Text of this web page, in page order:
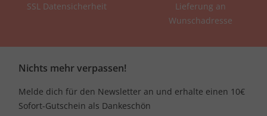
SSL Datensicherheit
Lieferung an
Wunschadresse
Nichts mehr verpassen!
Melde dich für den Newsletter an und erhalte einen 10€
Sofort-Gutschein als Dankeschön